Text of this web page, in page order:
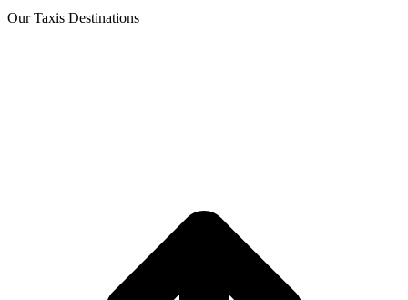
Our Taxis Destinations